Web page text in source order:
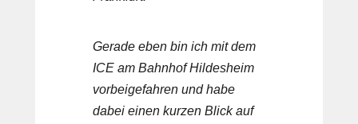
Gerade eben bin ich mit dem
ICE am Bahnhof Hildesheim
vorbeigefahren und habe
dabei einen kurzen Blick auf